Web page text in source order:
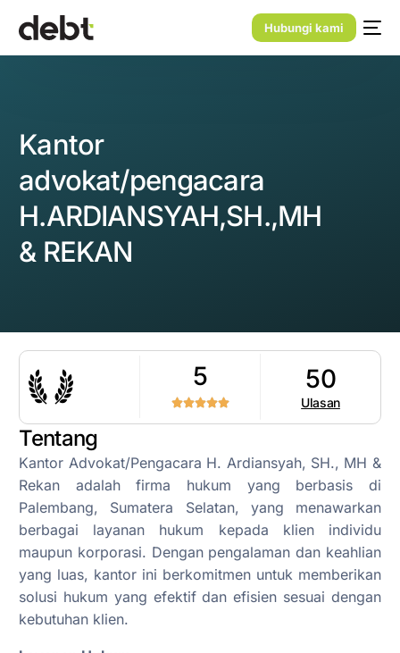
Hubungi kami
Kantor
advokat/pengacara
H.ARDIANSYAH,SH.,MH
& REKAN
5 50
Ulasan
Tentang
Kantor Advokat/Pengacara H. Ardiansyah, SH., MH &
Rekan adalah firma hukum yang berbasis di
Palembang, Sumatera Selatan, yang menawarkan
berbagai layanan hukum kepada klien individu
maupun korporasi. Dengan pengalaman dan keahlian
yang luas, kantor ini berkomitmen untuk memberikan
solusi hukum yang efektif dan efisien sesuai dengan
kebutuhan klien.